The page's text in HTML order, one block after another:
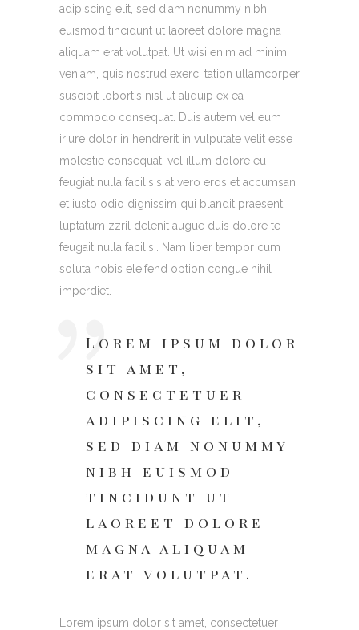
adipiscing elit, sed diam nonummy nibh
euismod tincidunt ut laoreet dolore magna
aliquam erat volutpat. Ut wisi enim ad minim
veniam, quis nostrud exerci tation ullamcorper
suscipit lobortis nisl ut aliquip ex ea
commodo consequat. Duis autem vel eum
iriure dolor in hendrerit in vulputate velit esse
molestie consequat, vel illum dolore eu
feugiat nulla facilisis at vero eros et accumsan
et iusto odio dignissim qui blandit praesent
luptatum zzril delenit augue duis dolore te
feugait nulla facilisi. Nam liber tempor cum
soluta nobis eleifend option congue nihil
imperdiet.
Lorem ipsum dolor
sit amet,
consectetuer
adipiscing elit,
sed diam nonummy
nibh euismod
tincidunt ut
laoreet dolore
magna aliquam
erat volutpat.
Lorem ipsum dolor sit amet, consectetuer